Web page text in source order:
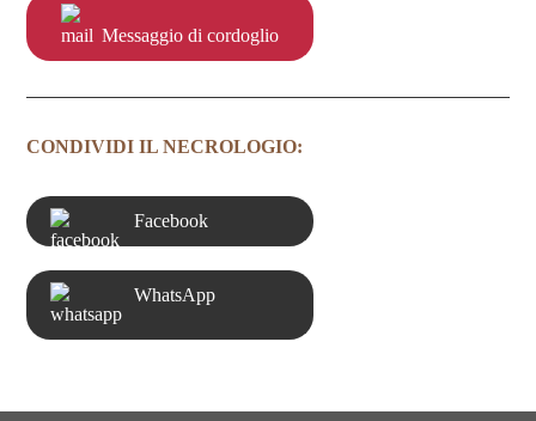
Messaggio di cordoglio
CONDIVIDI IL NECROLOGIO:
Facebook
WhatsApp